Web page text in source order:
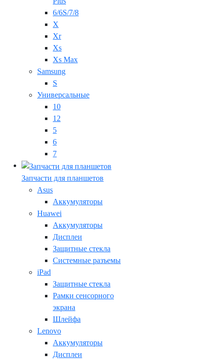
6/6S/7/8
X
Xr
Xs
Xs Max
Samsung
S
Универсальные
10
12
5
6
7
Запчасти для планшетов
Asus
Аккумуляторы
Huawei
Аккумуляторы
Дисплеи
Защитные стекла
Системные разъемы
iPad
Защитные стекла
Рамки сенсорного
экрана
Шлейфа
Lenovo
Аккумуляторы
Дисплеи